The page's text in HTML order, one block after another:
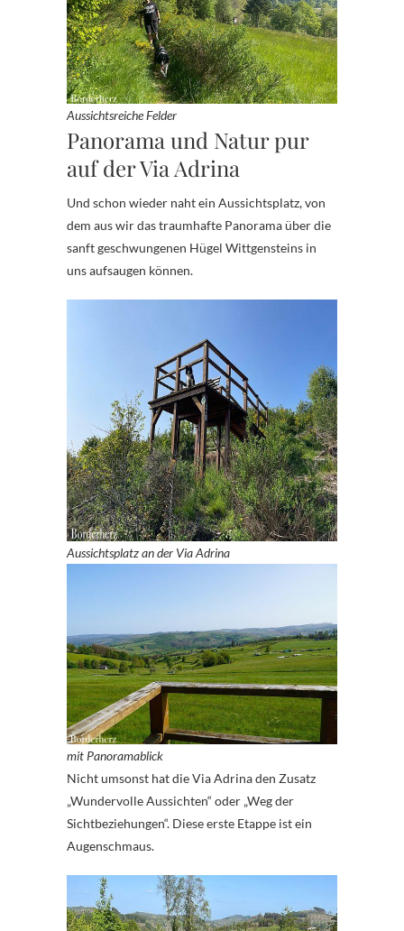
Aussichtsreiche Felder
Panorama und Natur pur
auf der Via Adrina
Und schon wieder naht ein Aussichtsplatz, von
dem aus wir das traumhafte Panorama über die
sanft geschwungenen Hügel Wittgensteins in
uns aufsaugen können.
Aussichtsplatz an der Via Adrina
mit Panoramablick
Nicht umsonst hat die Via Adrina den Zusatz
„Wundervolle Aussichten“ oder „Weg der
Sichtbeziehungen“. Diese erste Etappe ist ein
Augenschmaus.